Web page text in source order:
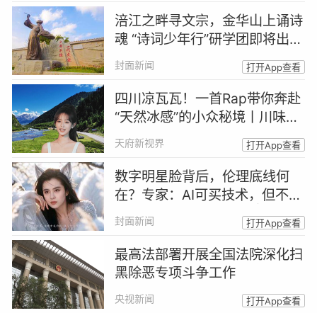
涪江之畔寻文宗，金华山上诵诗
魂 “诗词少年行”研学团即将出发
｜跟着诗词游四川
封面新闻 打开App查看
四川凉瓦瓦！一首Rap带你奔赴
“天然冰感”的小众秘境丨川味Ra
p馆
天府新视界 打开App查看
数字明星脸背后，伦理底线何
在？专家：AI可买技术，但不能
买人格丨AI明星脸来了②
封面新闻 打开App查看
最高法部署开展全国法院深化扫
黑除恶专项斗争工作
央视新闻 打开App查看